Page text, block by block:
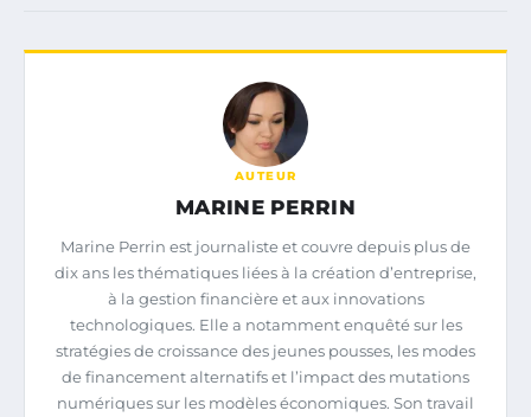
AUTEUR
MARINE PERRIN
Marine Perrin est journaliste et couvre depuis plus de
dix ans les thématiques liées à la création d’entreprise,
à la gestion financière et aux innovations
technologiques. Elle a notamment enquêté sur les
stratégies de croissance des jeunes pousses, les modes
de financement alternatifs et l’impact des mutations
numériques sur les modèles économiques. Son travail